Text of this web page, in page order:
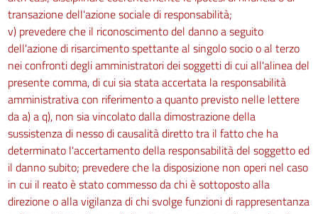
256
257
258
259
260
261
Capo IV
Sanzioni
262
transazione dell'azione sociale di responsabilità;
v) prevedere che il riconoscimento del danno a seguito
dell'azione di risarcimento spettante al singolo socio o al terzo
nei confronti degli amministratori dei soggetti di cui all'alinea del
presente comma, di cui sia stata accertata la responsabilità
amministrativa con riferimento a quanto previsto nelle lettere
da a) a q), non sia vincolato dalla dimostrazione della
sussistenza di nesso di causalità diretto tra il fatto che ha
determinato l'accertamento della responsabilità del soggetto ed
il danno subito; prevedere che la disposizione non operi nel caso
in cui il reato è stato commesso da chi è sottoposto alla
direzione o alla vigilanza di chi svolge funzioni di rappresentanza